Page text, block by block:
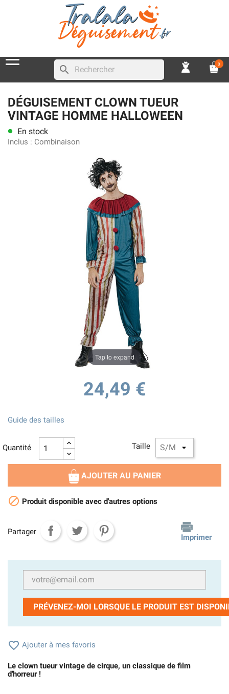
search 0
DÉGUISEMENT CLOWN TUEUR
VINTAGE HOMME HALLOWEEN
lens En stock
Inclus : Combinaison
Tap to expand
24,49 €
Taille
Guide des tailles
Quantité
AJOUTER AU PANIER
 Produit disponible avec d'autres options
Partager
Imprimer
PRÉVENEZ-MOI LORSQUE LE PRODUIT EST
 Ajouter à mes favoris
Le clown tueur vintage de cirque, un classique de film
d'horreur !